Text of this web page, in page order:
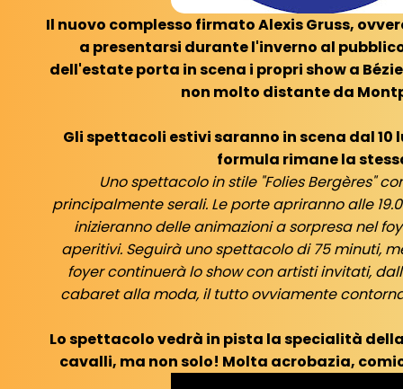
Il nuovo complesso firmato Alexis Gruss,
a presentarsi durante l'inverno al
dell'estate porta in scena i propri show a
non molto distante da
Gli spettacoli estivi saranno in scena dal 10
formula rimane la
Uno spettacolo in stile "Folies Bergères"
principalmente serali. Le porte apriranno alle
inizieranno delle animazioni a sorpresa nel
aperitivi. Seguirà uno spettacolo di 75 minuti,
foyer continuerà lo show con artisti invitati,
cabaret alla moda, il tutto ovviamente
Lo spettacolo vedrà in pista la specialità
cavalli, ma non solo! Molta acrobazia,